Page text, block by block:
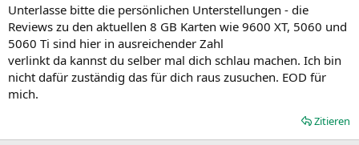
Unterlasse bitte die persönlichen Unterstellungen - die
Reviews zu den aktuellen 8 GB Karten wie 9600 XT, 5060 und
5060 Ti sind hier in ausreichender Zahl
verlinkt da kannst du selber mal dich schlau machen. Ich bin
nicht dafür zuständig das für dich raus zusuchen. EOD für
mich.
Zitieren